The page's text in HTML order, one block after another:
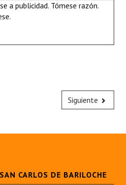
a publicidad. Tómese razón.
Siguiente
CARLOS DE BARILOCHE